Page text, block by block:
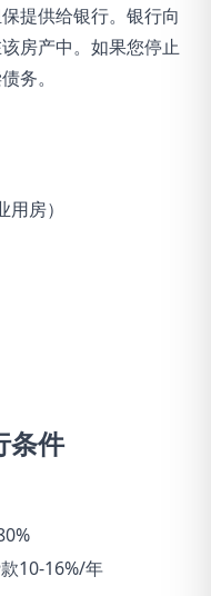
提供给银行。银行向
房产中。如果您停止
务。
房）
条件
10-16%/年